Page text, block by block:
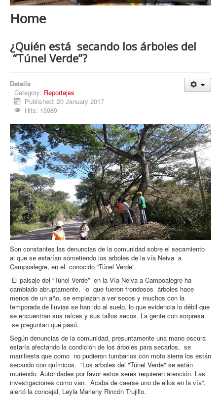
Procesos
Cultura
Región
Multimedia
Home
¿Quién está secando los árboles del
“Túnel Verde”?
Details
Category: Reportajes
Published: 20 January 2017
Hits: 15989
Son constantes las denuncias de la comunidad sobre el secamiento
al que se estarían sometiendo los arboles de la vía Neiva a
Campoalegre, en el conocido “Túnel Verde”.
El paisaje del “Túnel Verde” en la Vía Neiva a Campoalegre ha
cambiado abruptamente, lo que fueron frondosos árboles hace
menos de un año, se empiezan a ver secos y muchos con la
temporada de lluvias se han ido al suelo, lo que evidencia lo débil que
se encuentran sus raíces y sus tallos secos. La gente con sorpresa
se preguntan qué pasó.
Según denuncias de la comunidad, presuntamente una mano oscura
estaría afectando la condición de los árboles para secarlos, se
manifiesta que como no pudieron tumbarlos con moto sierra los están
secando con químicos. “Los arboles del "Túnel Verde" se están
muriendo. Autoridades por favor estos seres requieren atención. Las
investigaciones como van. Acaba de caerse uno de ellos en la vía”,
alertó la concejal, Leyla Marleny Rincón Trujillo.